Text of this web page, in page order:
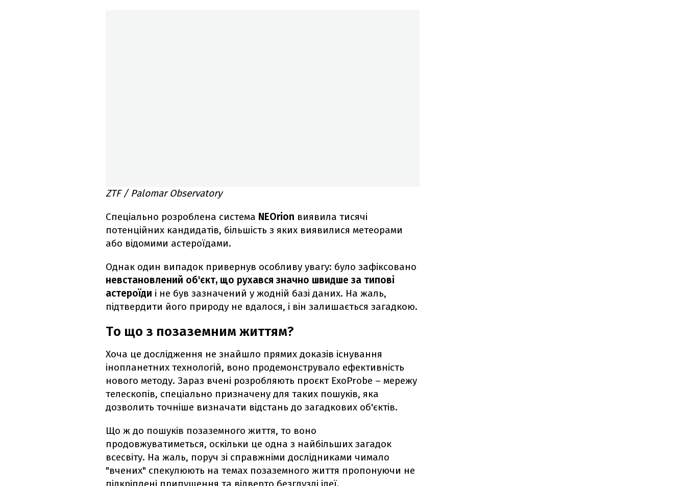
ZTF / Palomar Observatory
Спеціально розроблена система NEOrion виявила тисячі
потенційних кандидатів, більшість з яких виявилися метеорами
або відомими астероїдами.
Однак один випадок привернув особливу увагу: було зафіксовано
невстановлений об'єкт, що рухався значно швидше за типові
астероїди і не був зазначений у жодній базі даних. На жаль,
підтвердити його природу не вдалося, і він залишається загадкою.
То що з позаземним життям?
Хоча це дослідження не знайшло прямих доказів існування
інопланетних технологій, воно продемонструвало ефективність
нового методу. Зараз вчені розробляють проєкт ExoProbe – мережу
телескопів, спеціально призначену для таких пошуків, яка
дозволить точніше визначати відстань до загадкових об'єктів.
Що ж до пошуків позаземного життя, то воно
продовжуватиметься, оскільки це одна з найбільших загадок
всесвіту. На жаль, поруч зі справжніми дослідниками чимало
"вчених" спекулюють на темах позаземного життя пропонуючи не